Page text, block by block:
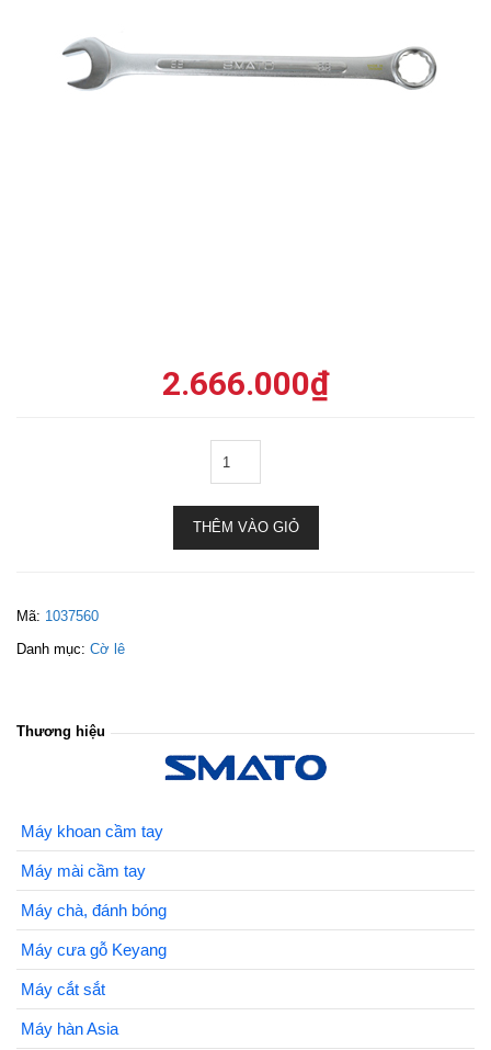
2.666.000₫
THÊM VÀO GIỎ
Mã: 1037560
Danh mục: Cờ lê
Thương hiệu
Máy khoan cầm tay
Máy mài cầm tay
Máy chà, đánh bóng
Máy cưa gỗ Keyang
Máy cắt sắt
Máy hàn Asia